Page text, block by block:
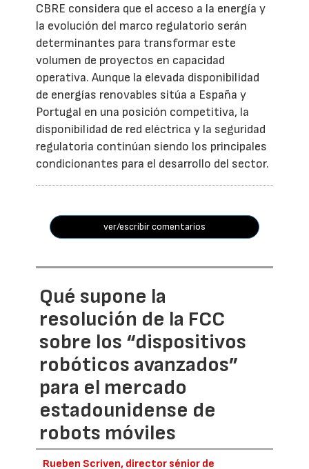
CBRE considera que el acceso a la energía y
la evolución del marco regulatorio serán
determinantes para transformar este
volumen de proyectos en capacidad
operativa. Aunque la elevada disponibilidad
de energías renovables sitúa a España y
Portugal en una posición competitiva, la
disponibilidad de red eléctrica y la seguridad
regulatoria continúan siendo los principales
condicionantes para el desarrollo del sector.
ver/escribir comentarios
Qué supone la
resolución de la FCC
sobre los “dispositivos
robóticos avanzados”
para el mercado
estadounidense de
robots móviles
Rueben Scriven, director sénior de